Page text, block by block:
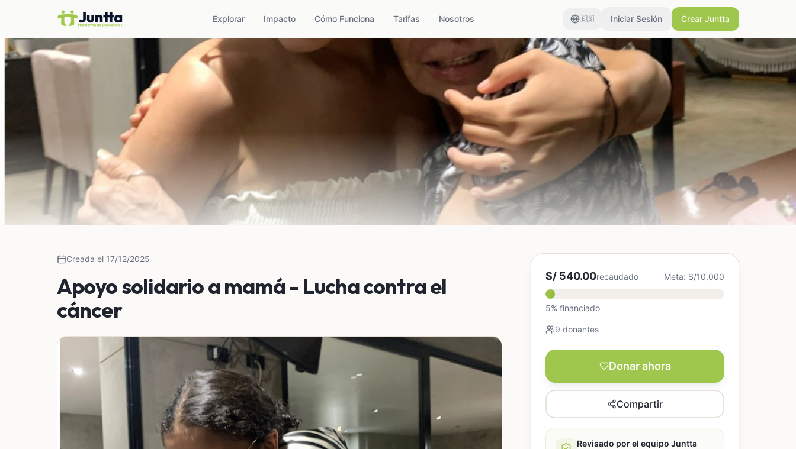
Explorar Impacto Cómo Funciona Tarifas Nosotros 🇪🇸 Iniciar Sesión Crear Juntta
Creada el 17/12/2025
Apoyo solidario a mamá - Lucha contra el
cáncer
S/ 540.00recaudado Meta: S/10,000
5% financiado
9 donantes
Donar ahora
Compartir
Revisado por el equipo Juntta